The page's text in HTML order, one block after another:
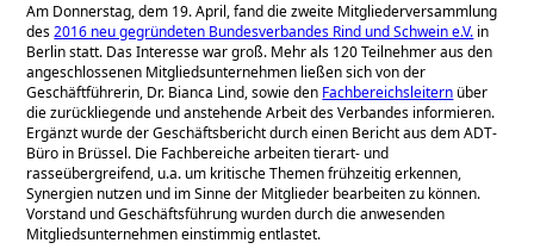
Am Donnerstag, dem 19. April, fand die zweite Mitgliederversammlung
des2016 neu gegründeten Bundesverbandes Rind und Schwein e.V. in
Berlin statt. Das Interesse war groß. Mehr als 120 Teilnehmer aus den
angeschlossenen Mitgliedsunternehmen ließen sich von der
Geschäftführerin, Dr. Bianca Lind, sowie den Fachbereichsleitern über
die zurückliegende und anstehende Arbeit des Verbandes informieren.
Ergänzt wurde der Geschäftsbericht durch einen Bericht aus dem ADT-
Büro in Brüssel. Die Fachbereiche arbeiten tierart- und
rasseübergreifend, u.a. um kritische Themen frühzeitig erkennen,
Synergien nutzen und im Sinne der Mitglieder bearbeiten zu können.
Vorstand und Geschäftsführung wurden durch die anwesenden
Mitgliedsunternehmen einstimmig entlastet.